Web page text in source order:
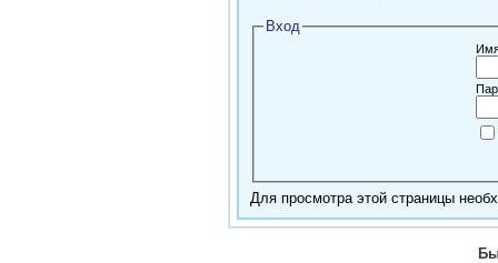
Вход
Для просмотра этой страницы